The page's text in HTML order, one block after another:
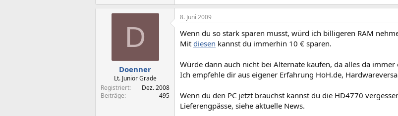
D
Doenner
Lt. Junior Grade
Registriert
Dez. 2008
Beiträge
495
8. Juni 2009
Wenn du so stark sparen musst, würd ich billigeren RAM
Mit diesen kannst du immerhin 10 € sparen.
Würde dann auch nicht bei Alternate kaufen, da alles da
Ich empfehle dir aus eigener Erfahrung HoH.de,
Wenn du den PC jetzt brauchst kannst du die HD4770
Lieferengpässe, siehe aktuelle News.